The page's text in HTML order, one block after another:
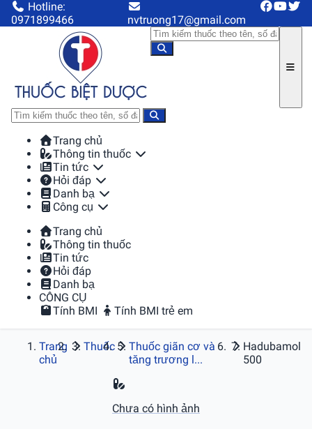
Hotline:
0971899466
nvtruong17@gmail.com
Trang chủ
Thông tin thuốc
Tin tức
Hỏi đáp
Danh bạ
Công cụ
Trang chủ
Thông tin thuốc
Tin tức
Hỏi đáp
Danh bạ
CÔNG CỤ
Tính BMI
Tính BMI trẻ em
Trang
chủ
Thuốc
Thuốc giãn cơ và
tăng trương l...
Hadubamol
500
Chưa có hình ảnh